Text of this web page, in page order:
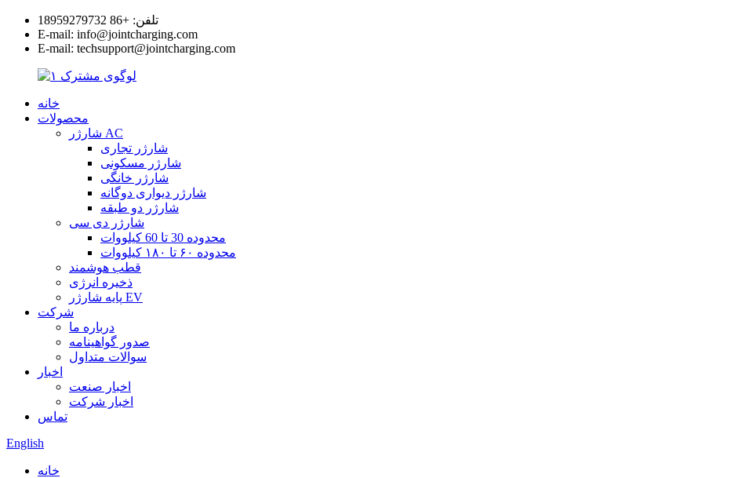
تلفن: +86 18959279732
E-mail: info@jointcharging.com
E-mail: techsupport@jointcharging.com
خانه
محصولات
شارژر AC
شارژر تجاری
شارژر مسکونی
شارژر خانگی
شارژر دیواری دوگانه
شارژر دو طبقه
شارژر دی سی
محدوده 30 تا 60 کیلووات
محدوده ۶۰ تا ۱۸۰ کیلووات
قطب هوشمند
ذخیره انرژی
پایه شارژر EV
شرکت
درباره ما
صدور گواهینامه
سوالات متداول
اخبار
اخبار صنعت
اخبار شرکت
تماس
English
خانه